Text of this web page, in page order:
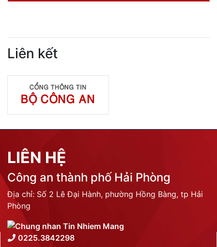
Liên kết
LIÊN HỆ
Công an thành phố Hải Phòng
Địa chỉ: Số 2 Lê Đại Hành, phường Hồng Bàng, tp Hải
Phòng
0225.3842298